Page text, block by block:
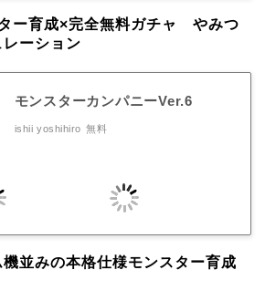
ー育成×完全無料ガチャ やみつ
ーション
モンスターカンパニーVer.6
ishii yoshihiro 無料
並みの本格仕様モンスター育成